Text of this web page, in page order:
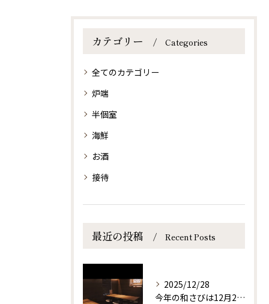
カテゴリー Categories
全てのカテゴリー
炉端
半個室
海鮮
お酒
接待
最近の投稿 Recent Posts
2025/12/28
今年の和さびは12月29日(月)まで営業しております！